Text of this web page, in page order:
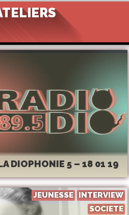
DIOPHONIE 5 – 18 01 19
INTERVIEW
JEUNESSE
SOCIETE